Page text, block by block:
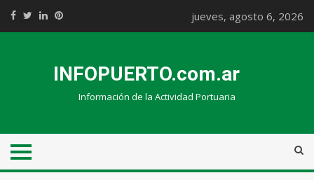
jueves, agosto 6, 2026
INFOPUERTO.com.ar
Información de la Actividad Portuaria